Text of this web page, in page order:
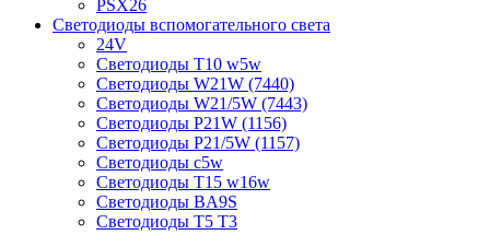
PSX26
Светодиоды вспомогательного света
24V
Светодиоды T10 w5w
Светодиоды W21W (7440)
Светодиоды W21/5W (7443)
Светодиоды P21W (1156)
Светодиоды P21/5W (1157)
Светодиоды c5w
Светодиоды T15 w16w
Светодиоды BA9S
Светодиоды T5 T3